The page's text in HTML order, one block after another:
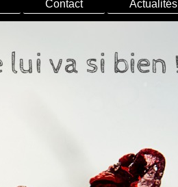
Contact Actualités